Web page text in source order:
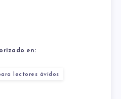
en:
lectores ávidos